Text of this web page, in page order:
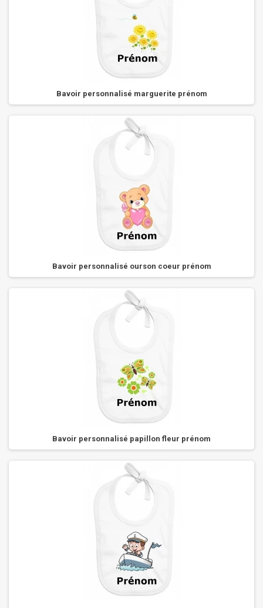
Bavoir personnalisé marguerite prénom
Bavoir personnalisé ourson coeur prénom
Bavoir personnalisé papillon fleur prénom